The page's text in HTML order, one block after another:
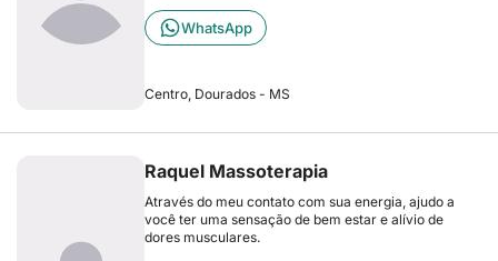
WhatsApp
Centro, Dourados - MS
Raquel Massoterapia
Através do meu contato com sua energia, ajudo a
você ter uma sensação de bem estar e alívio de
dores musculares.